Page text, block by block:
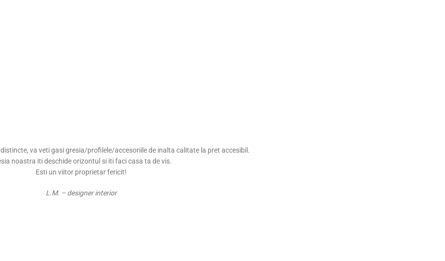
va veti gasi gresia/profilele/accesoriile de inalta calitate la pret accesibil.
noastra iti deschide orizontul si iti faci casa ta de vis.
Esti un viitor proprietar fericit!
L.M. – designer interior